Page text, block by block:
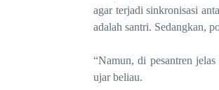
agar terjadi sinkronisasi
adalah santri. Sedangkan,
“Namun, di pesantren jelas
ujar beliau.